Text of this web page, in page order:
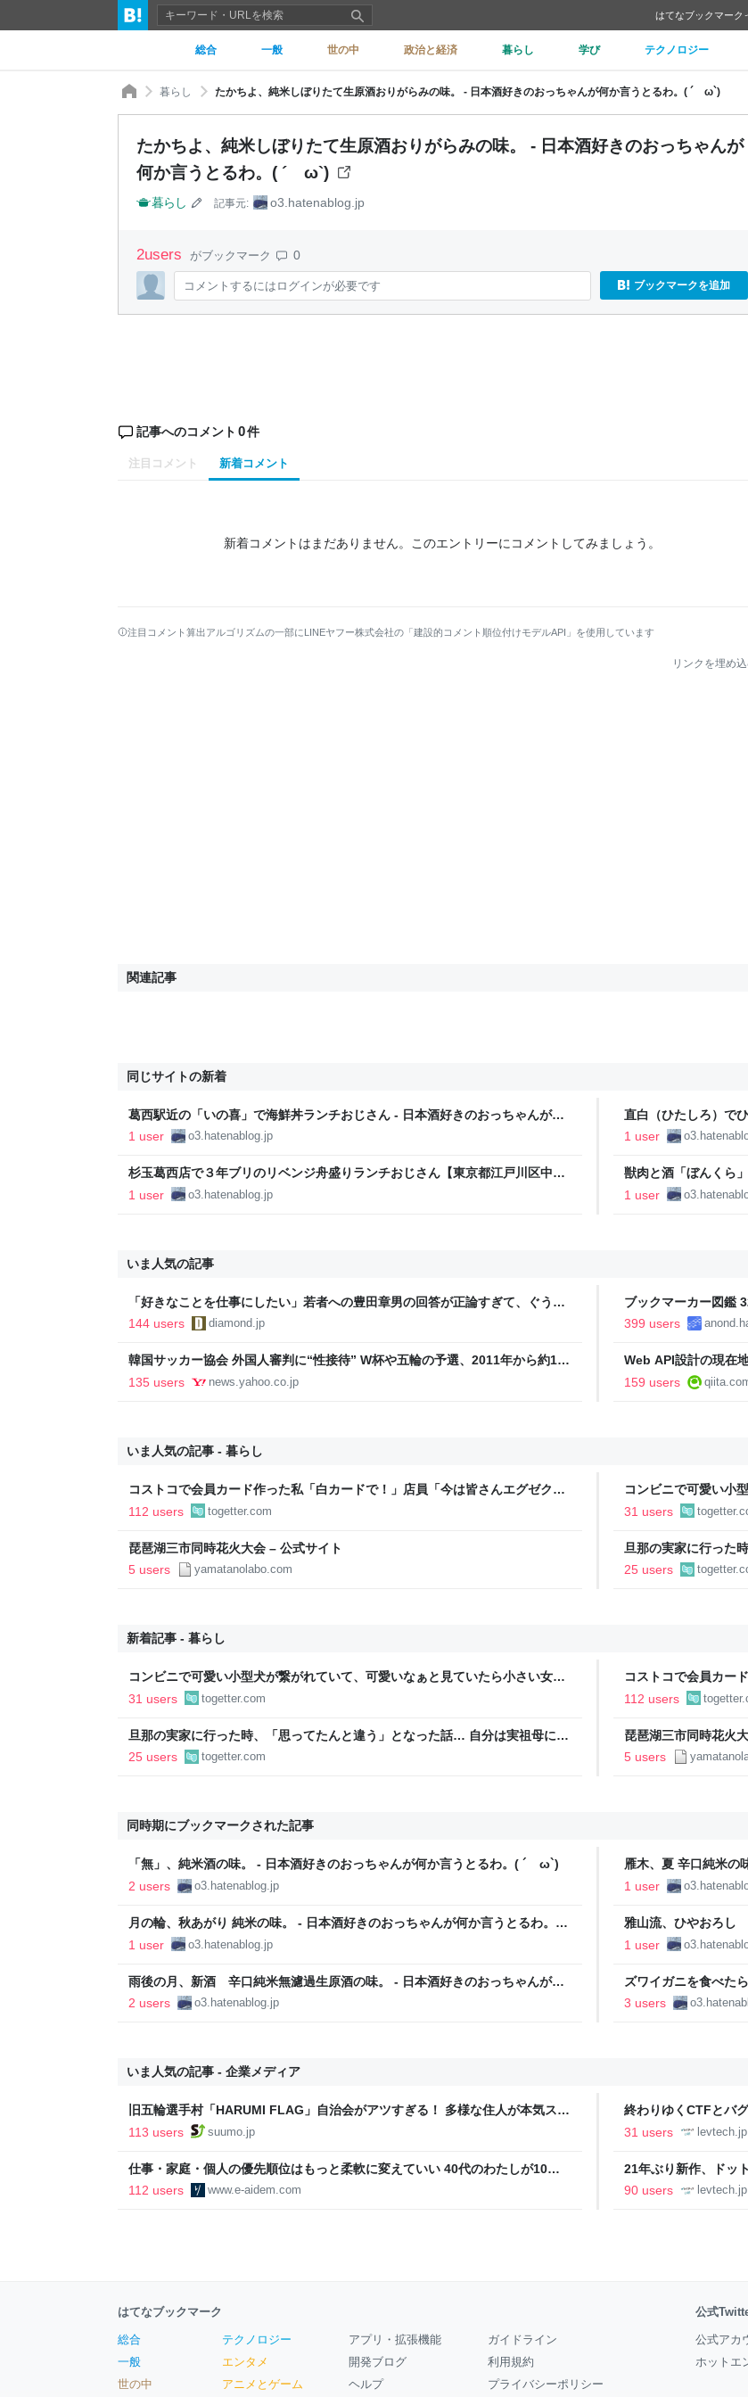
はてなブックマーク
総合 一般 世の中 政治と経済 暮らし 学び テクノロジー
暮らし たかちよ、純米しぼりたて生原酒おりがらみの味。 - 日本酒好きのおっちゃんが何か言うとるわ。( ´ ω`)
たかちよ、純米しぼりたて生原酒おりがらみの味。 - 日本酒好きのおっちゃんが
何か言うとるわ。( ´ ω`)
暮らし 記事元: o3.hatenablog.jp
2users がブックマーク 0
コメントするにはログインが必要です ブックマークを追加
記事へのコメント 0件
注目コメント 新着コメント
新着コメントはまだありません。 このエントリーにコメントしてみましょう。
注目コメント算出アルゴリズムの一部にLINEヤフー株式会社の「建設的コメント順位付けモデルAPI」を使用しています
リンクを埋め
関連記事
同じサイトの新着
葛西駅近の「いの喜」で海鮮丼ランチおじさん - 日本酒好きのおっちゃんが何
か言うとるわ。( ´ ω`)
1 user o3.hatenablog.jp
直白（ひたしろ）で
神田猿楽町】 - 日本
1 user
杉玉葛西店で３年ブリのリベンジ舟盛りランチおじさん【東京都江戸川区中葛
西】 - 日本酒好きのおっちゃんが何か言うとるわ。( ´ ω`)
1 user o3.hatenablog.jp
獣肉と酒「ぼんくら
おじさん【東京都中
1 user
いま人気の記事
「好きなことを仕事にしたい」若者への豊田章男の回答が正論すぎて、ぐうの
音も出なかった
144 users diamond.jp
ブックマーカー図鑑
399 users
韓国サッカー協会 外国人審判に“性接待” W杯や五輪の予選、2011年から約1年
間で10人余に対し JNN報告書入手（TBS NEWS DIG Powered by JNN） -
135 users news.yahoo.co.jp
Web API設計の現在
159 users
いま人気の記事 - 暮らし
コストコで会員カード作った私「白カードで！」店員「今は皆さんエグゼクテ
ィブカードしか作りませんけど？」→コストコのカード勧誘はやたら圧が強い
112 users togetter.com
コンビニで可愛い小
子連れの母親がやっ
31 users
琵琶湖三市同時花火大会 – 公式サイト
5 users
yamatanolabo.com
旦那の実家に行った
「嫁いだらお客様じ
で、嫁ぎ先で嫌われ
25 users
新着記事 - 暮らし
コンビニで可愛い小型犬が繋がれていて、可愛いなぁと見ていたら小さい女の
子連れの母親がやってきて、子供が「可愛い！欲しい！」と言うと「連れて帰
31 users togetter.com
コストコで会員カー
ィブカードしか作り
112 users
旦那の実家に行った時、「思ってたんと違う」となった話… 自分は実祖母に
「嫁いだらお客様じゃないから。恥じぬようしっかり働け」と言われていたの
25 users togetter.com
琵琶湖三市同時花火
5 users
同時期にブックマークされた記事
「無」、純米酒の味。 - 日本酒好きのおっちゃんが何か言うとるわ。( ´ ω`)
2 users
o3.hatenablog.jp
雁木、夏 辛口純米の
ω`)
1 user
月の輪、秋あがり 純米の味。 - 日本酒好きのおっちゃんが何か言うとるわ。(
´ ω`)
1 user o3.hatenablog.jp
雅山流、ひやおろし
何か言うとるわ。(
1 user
雨後の月、新酒 辛口純米無濾過生原酒の味。 - 日本酒好きのおっちゃんが何
か言うとるわ。( ´ ω`)
2 users o3.hatenablog.jp
ズワイガニを食べた
んが何か言うとるわ
3 users
いま人気の記事 - 企業メディア
旧五輪選手村「HARUMI FLAG」自治会がアツすぎる！ 多様な住人が本気スキ
ルで挑む、盆踊り2万人集客や交通改善など“街の価値向上”戦略 東京・中央
113 users suumo.jp
終わりゆくCTFとバ
ること【フォーカス
31 users levtech.jp
仕事・家庭・個人の優先順位はもっと柔軟に変えていい 40代のわたしが10年
後の自分に伝えたいこと - りっすん by イーアイデム
112 users www.e-aidem.com
21年ぶり新作、ドッ
ついて作者に聞く【
90 users levtech.jp
はてなブックマーク
総合
一般
世の中
テクノロジー
エンタメ
アニメとゲーム
アプリ・拡張機能
開発ブログ
ヘルプ
ガイドライン
利用規約
プライバシーポリシー
公式
公式アカ
ホットエ